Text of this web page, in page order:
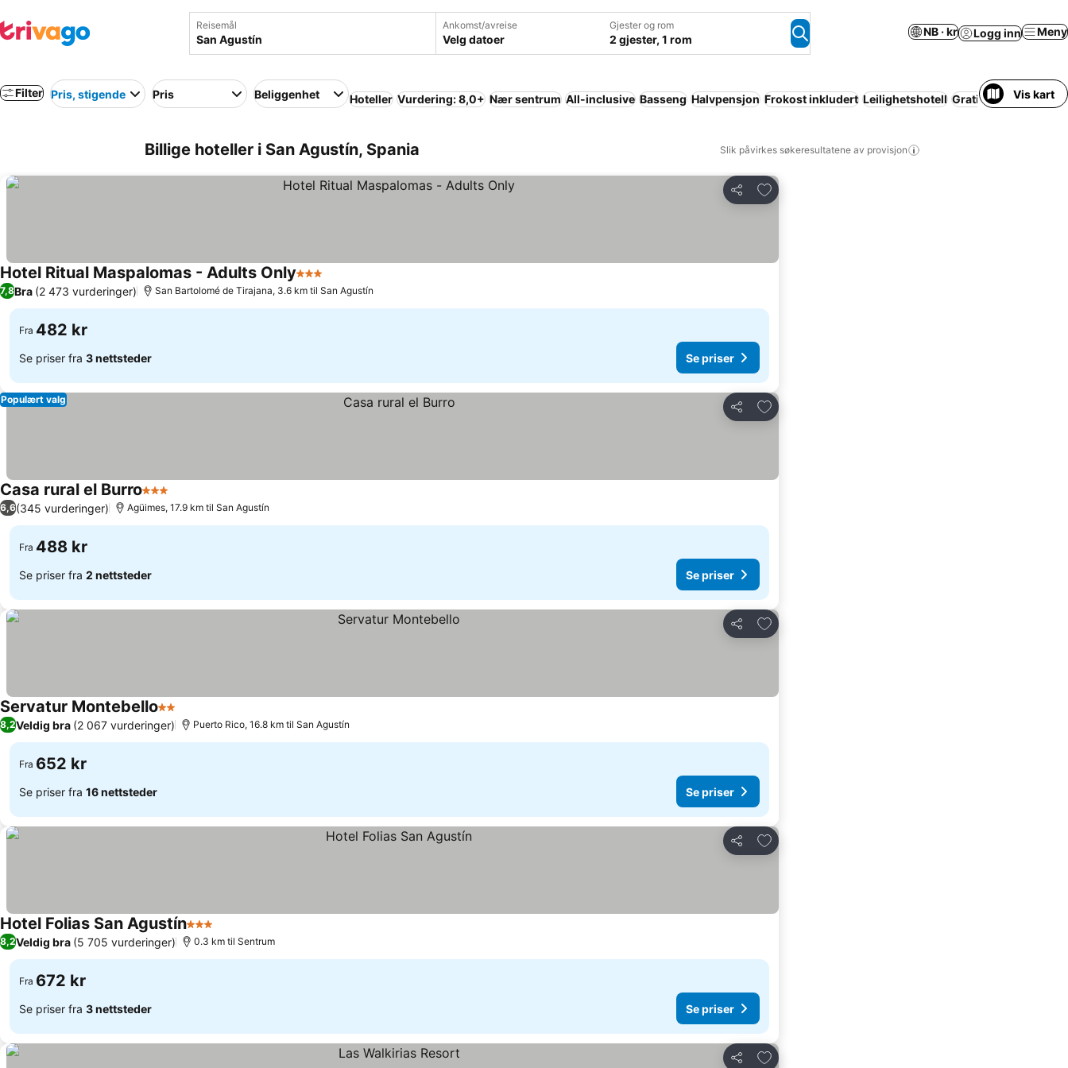
Reisemål Ankomst/avreise
Velg datoer
Gjester og rom
2 gjester, 1 rom
NB · kr Logg inn Meny
Filter Pris, stigende Pris Beliggenhet Hoteller Vurdering: 8,0+ Nær sentrum All-inclusive Basseng Halvpensjon Frokost inkludert Leilighetshotell Gratis avbestilling
Vis kart
Billige hoteller i San Agustín, Spania Slik påvirkes søkeresultatene av provisjon
Del
Legg til i favoritter
Hotel Ritual Maspalomas - Adults Only3 Stjerner
7,8Bra (2 473 vurderinger) San Bartolomé de Tirajana, 3.6 km til San Agustín
Fra 482 kr
Se priser fra 3 nettsteder Se priser
Del
Legg til i favoritter
Populært valg
Casa rural el Burro3 Stjerner
6,6(345 vurderinger) Agüimes, 17.9 km til San Agustín
Fra 488 kr
Se priser fra 2 nettsteder Se priser
Del
Legg til i favoritter
Servatur Montebello2 Stjerner
8,2Veldig bra (2 067 vurderinger) Puerto Rico, 16.8 km til San Agustín
Fra 652 kr
Se priser fra 16 nettsteder Se priser
Del
Legg til i favoritter
Hotel Folias San Agustín3 Stjerner
8,2Veldig bra (5 705 vurderinger) 0.3 km til Sentrum
Fra 672 kr
Se priser fra 3 nettsteder Se priser
Del
Legg til i favoritter